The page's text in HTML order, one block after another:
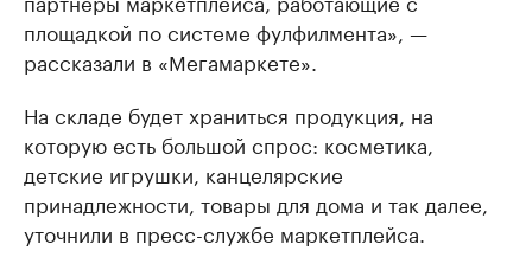
площадкой по системе фулфилмента», —
рассказали в «Мегамаркете».
На складе будет храниться продукция, на
которую есть большой спрос: косметика,
детские игрушки, канцелярские
принадлежности, товары для дома и так далее,
уточнили в пресс-службе маркетплейса.